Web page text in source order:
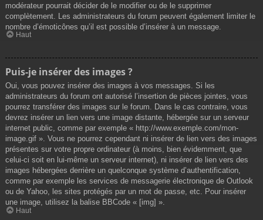
modérateur pourrait décider de le modifier ou de le supprimer
complètement. Les administrateurs du forum peuvent également limiter le
nombre d’émoticônes qu’il est possible d’insérer à un message.
Haut
Puis-je insérer des images ?
Oui, vous pouvez insérer des images à vos messages. Si les
administrateurs du forum ont autorisé l’insertion de pièces jointes, vous
pourrez transférer des images sur le forum. Dans le cas contraire, vous
devrez insérer un lien vers une image distante, hébergée sur un serveur
internet public, comme par exemple « http://www.exemple.com/mon-
image.gif ». Vous ne pourrez cependant ni insérer de lien vers des images
présentes sur votre propre ordinateur (à moins, bien évidemment, que
celui-ci soit en lui-même un serveur internet), ni insérer de lien vers des
images hébergées derrière un quelconque système d’authentification,
comme par exemple les services de messagerie électronique de Outlook
ou de Yahoo, les sites protégés par un mot de passe, etc. Pour insérer
une image, utilisez la balise BBCode « [img] ».
Haut